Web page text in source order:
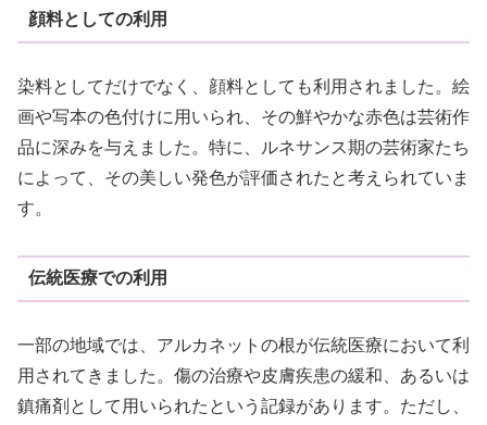
顔料としての利用
染料としてだけでなく、顔料としても利用されました。絵
画や写本の色付けに用いられ、その鮮やかな赤色は芸術作
品に深みを与えました。特に、ルネサンス期の芸術家たち
によって、その美しい発色が評価されたと考えられていま
す。
伝統医療での利用
一部の地域では、アルカネットの根が伝統医療において利
用されてきました。傷の治療や皮膚疾患の緩和、あるいは
鎮痛剤として用いられたという記録があります。ただし、